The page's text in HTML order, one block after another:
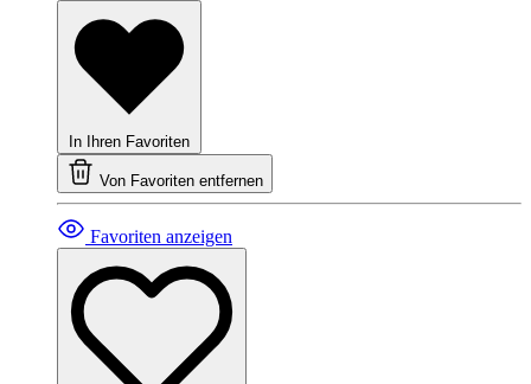
In Ihren Favoriten
Von Favoriten entfernen
Favoriten anzeigen